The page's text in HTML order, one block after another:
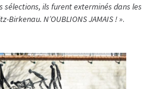
sélections, ils furent exterminés dans les
Birkenau. N’OUBLIONS JAMAIS ! ».